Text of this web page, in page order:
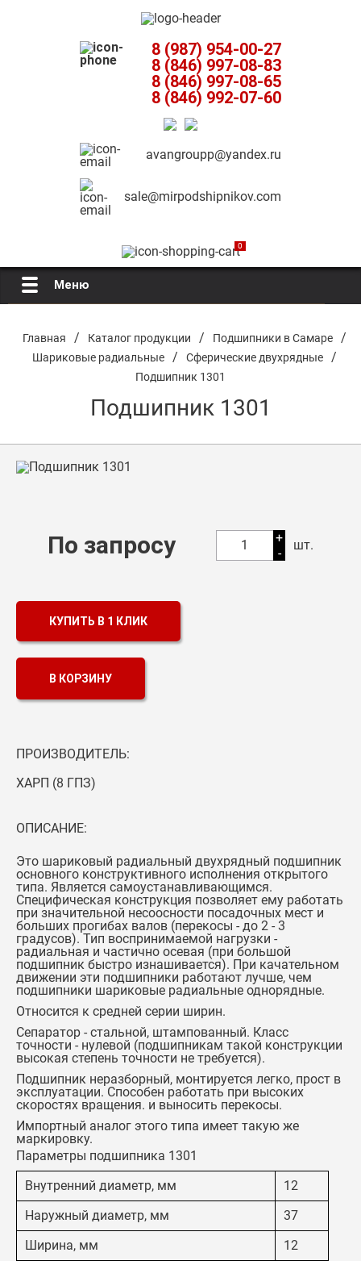
8 (987) 954-00-27
8 (846) 997-08-83
8 (846) 997-08-65
8 (846) 992-07-60
avangroupp@yandex.ru
sale@mirpodshipnikov.com
0
Меню
О компании
Подшипники в Самаре
Смазка
Контакты
Главная / Каталог продукции / Подшипники в Самаре /
Шариковые радиальные / Сферические двухрядные /
Подшипник 1301
Подшипник 1301
По запросу 1
+
-
шт.
КУПИТЬ В 1 КЛИК
В КОРЗИНУ
ПРОИЗВОДИТЕЛЬ:
ХАРП (8 ГПЗ)
ОПИСАНИЕ:
Это шариковый радиальный двухрядный подшипник
основного конструктивного исполнения открытого
типа. Является самоустанавливающимся.
Специфическая конструкция позволяет ему работать
при значительной несоосности посадочных мест и
больших прогибах валов (перекосы - до 2 - 3
градусов). Тип воспринимаемой нагрузки -
радиальная и частично осевая (при большой
подшипник быстро изнашивается). При качательном
движении эти подшипники работают лучше, чем
подшипники шариковые радиальные однорядные.
Относится к средней серии ширин.
Сепаратор - стальной, штампованный. Класс
точности - нулевой (подшипникам такой конструкции
высокая степень точности не требуется).
Подшипник неразборный, монтируется легко, прост в
эксплуатации. Способен работать при высоких
скоростях вращения. и выносить перекосы.
Импортный аналог этого типа имеет такую же
маркировку.
Параметры подшипника 1301
Внутренний диаметр, мм
12
Наружный диаметр, мм
37
Ширина, мм
12